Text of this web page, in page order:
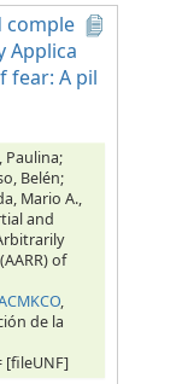
comple
Applica
fear: A pil
Paulina;
Belén;
Mario A.,
and
of
,
de la
[fileUNF]